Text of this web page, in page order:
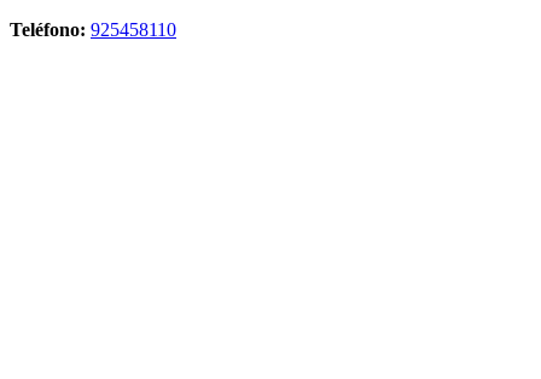
Teléfono: 925458110